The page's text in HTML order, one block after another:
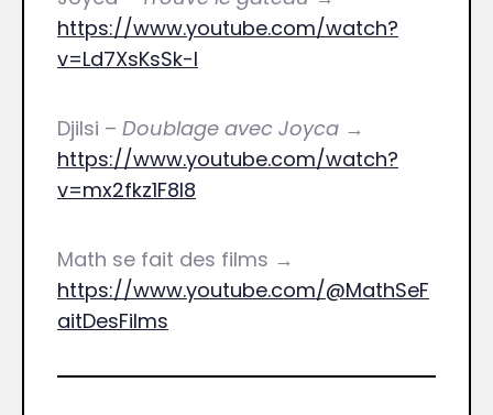
https://www.youtube.com/watch?
v=Ld7XsKsSk-I
Djilsi – Doublage avec Joyca →
https://www.youtube.com/watch?
v=mx2fkz1F8l8
Math se fait des films →
https://www.youtube.com/@MathSeF
aitDesFilms